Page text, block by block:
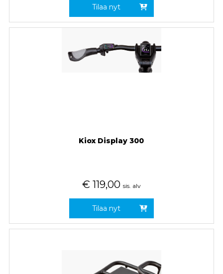
Tilaa nyt
Kiox Display 300
€ 119,00 sis. alv
Tilaa nyt